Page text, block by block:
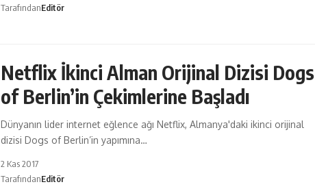
TarafındanEditör
Netflix İkinci Alman Orijinal Dizisi Dogs
of Berlin’in Çekimlerine Başladı
Dünyanın lider internet eğlence ağı Netflix, Almanya'daki ikinci orijinal
dizisi Dogs of Berlin’in yapımına…
2 Kas 2017
TarafındanEditör